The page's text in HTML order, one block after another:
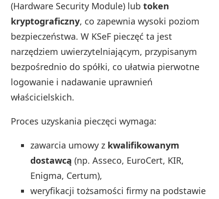
(Hardware Security Module) lubtoken
kryptograficzny, co zapewnia wysoki poziom
bezpieczeństwa. W KSeF pieczęć ta jest
narzędziem uwierzytelniającym, przypisanym
bezpośrednio do spółki, co ułatwia pierwotne
logowanie i nadawanie uprawnień
właścicielskich.
Proces uzyskania pieczęci wymaga:
zawarcia umowy z kwalifikowanym
dostawcą (np. Asseco, EuroCert, KIR,
Enigma, Certum),
weryfikacji tożsamości firmy na podstawie